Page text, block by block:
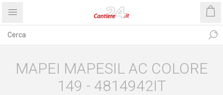
MAPEI MAPESIL AC COLORE
149 - 4814942IT